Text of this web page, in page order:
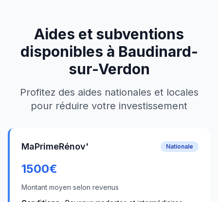
Aides et subventions
disponibles à Baudinard-
sur-Verdon
Profitez des aides nationales et locales
pour réduire votre investissement
MaPrimeRénov' Nationale
1500€
Montant moyen selon revenus